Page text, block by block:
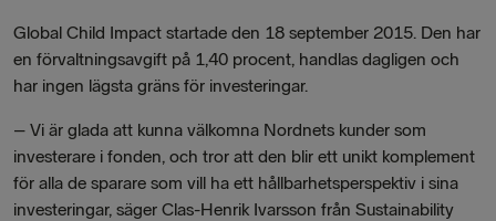
Global Child Impact startade den 18 september 2015. Den har
en förvaltningsavgift på 1,40 procent, handlas dagligen och
har ingen lägsta gräns för investeringar.
– Vi är glada att kunna välkomna Nordnets kunder som
investerare i fonden, och tror att den blir ett unikt komplement
för alla de sparare som vill ha ett hållbarhetsperspektiv i sina
investeringar, säger Clas-Henrik Ivarsson från Sustainability